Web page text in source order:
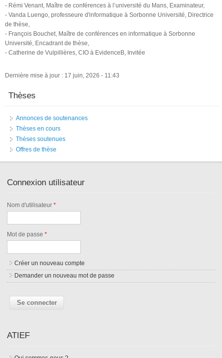
- Rémi Venant, Maître de conférences à l’université du Mans, Examinateur,
- Vanda Luengo, professeure d'informatique à Sorbonne Université, Directrice
de thèse,
- François Bouchet, Maître de conférences en informatique à Sorbonne
Université, Encadrant de thèse,
- Catherine de Vulpillières, CIO à EvidenceB, Invitée
Dernière mise à jour : 17 juin, 2026 - 11:43
Thèses
Annonces de soutenances
Thèses en cours
Thèses soutenues
Offres de thèse
Connexion utilisateur
Nom d'utilisateur*
Mot de passe*
Créer un nouveau compte
Demander un nouveau mot de passe
ATIEF